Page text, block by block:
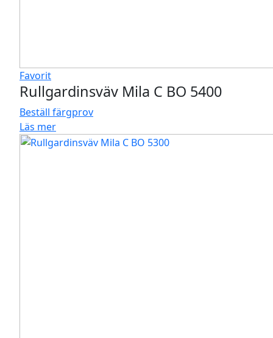
Favorit
Rullgardinsväv Mila C BO 5400
Beställ färgprov
Läs mer